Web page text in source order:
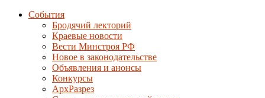
События
Бродячий лекторий
Краевые новости
Вести Минстроя РФ
Новое в законодательстве
Объявления и анонсы
Конкурсы
АрхРазрез